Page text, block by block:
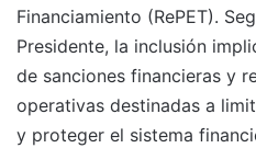
Financiamiento (RePET).
Presidente, la inclusión
de sanciones financieras y
operativas destinadas a
y proteger el sistema